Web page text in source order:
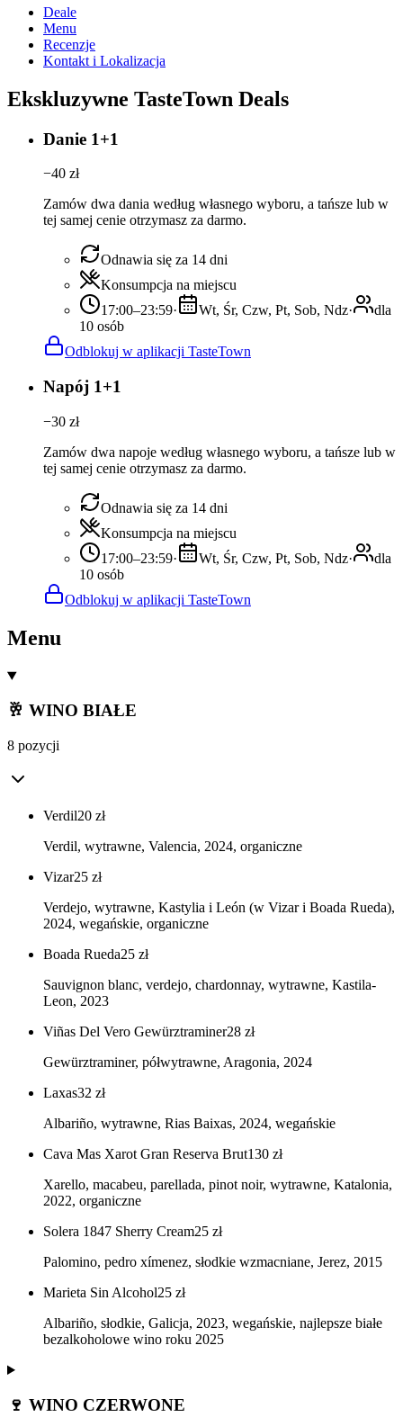
Deale
Menu
Recenzje
Kontakt i Lokalizacja
Ekskluzywne TasteTown Deals
Danie 1+1
−40 zł
Zamów dwa dania według własnego wyboru, a tańsze lub w
tej samej cenie otrzymasz za darmo.
Odnawia się za 14 dni
Konsumpcja na miejscu
17:00–23:59· Wt, Śr, Czw, Pt, Sob, Ndz·
dla
10 osób
Odblokuj w aplikacji TasteTown
Napój 1+1
−30 zł
Zamów dwa napoje według własnego wyboru, a tańsze lub w
tej samej cenie otrzymasz za darmo.
Odnawia się za 14 dni
Konsumpcja na miejscu
17:00–23:59· Wt, Śr, Czw, Pt, Sob, Ndz·
dla
10 osób
Odblokuj w aplikacji TasteTown
Menu
🥂 WINO BIAŁE
8 pozycji
Verdil20 zł
Verdil, wytrawne, Valencia, 2024, organiczne
Vizar25 zł
Verdejo, wytrawne, Kastylia i León (w Vizar i Boada Rueda),
2024, wegańskie, organiczne
Boada Rueda25 zł
Sauvignon blanc, verdejo, chardonnay, wytrawne, Kastila-
Leon, 2023
Viñas Del Vero Gewürztraminer28 zł
Gewürztraminer, półwytrawne, Aragonia, 2024
Laxas32 zł
Albariño, wytrawne, Rias Baixas, 2024, wegańskie
Cava Mas Xarot Gran Reserva Brut130 zł
Xarello, macabeu, parellada, pinot noir, wytrawne, Katalonia,
2022, organiczne
Solera 1847 Sherry Cream25 zł
Palomino, pedro xímenez, słodkie wzmacniane, Jerez, 2015
Marieta Sin Alcohol25 zł
Albariño, słodkie, Galicja, 2023, wegańskie, najlepsze białe
bezalkoholowe wino roku 2025
🍷 WINO CZERWONE